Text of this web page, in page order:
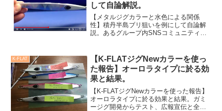
して自論解説。
【メタルジグカラーと水色による関係
性】積丹半島ブリ狙いを例にして自論解
説。あるグループ内SNSコミュニティー
ん！ガミーのヘッドグローミラーホロの
160g180g200gお...
K-FLAT
【K-FLATジグNewカラーを使っ
た報告】オーロラタイプに於る効
果と結果。
【K-FLATジグNewカラーを使った報告】
オーロラタイプに於る効果と結果。ガミ
ージグ開発からテスト、広報宣伝と全て